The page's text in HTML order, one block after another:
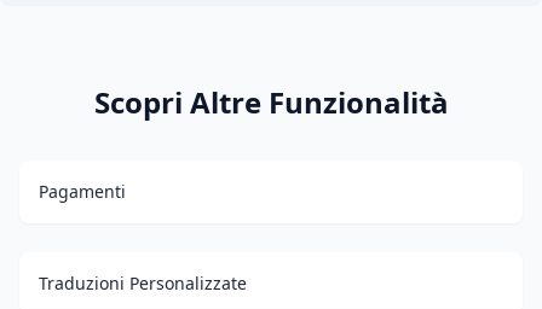
Scopri Altre Funzionalità
Pagamenti
Traduzioni Personalizzate